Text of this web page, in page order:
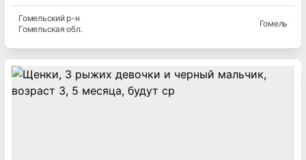
Гомельскийр-н
Гомельская обл.
Гомель